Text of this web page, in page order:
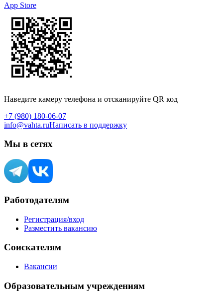
App Store
Наведите камеру телефона и отсканируйте QR код
+7 (980) 180-06-07
info@vahta.ruНаписать в поддержку
Мы в сетях
Работодателям
Регистрация/вход
Разместить вакансию
Соискателям
Вакансии
Образовательным учреждениям